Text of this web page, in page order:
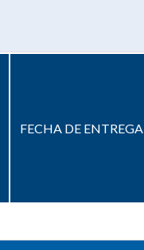
FECHA DE ENTREGA